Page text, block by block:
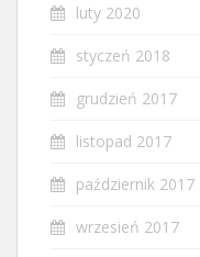
luty 2020
styczeń 2018
grudzień 2017
listopad 2017
październik 2017
wrzesień 2017